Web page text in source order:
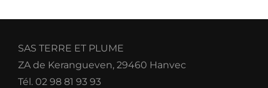
SAS TERRE ET PLUME
ZA de Kerangueven, 29460 Hanvec
Tél. 02 98 81 93 93